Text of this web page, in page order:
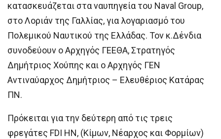
κατασκευάζεται στα ναυπηγεία του Naval Group,
στο Λοριάν της Γαλλίας, για λογαριασμό του
Πολεμικού Ναυτικού της Ελλάδας. Τον κ.Δένδια
συνοδεύουν ο Αρχηγός ΓΕΕΘΑ, Στρατηγός
Δημήτριος Χούπης και ο Αρχηγός ΓΕΝ
Αντιναύαρχος Δημήτριος – Ελευθέριος Κατάρας
ΠΝ.
Πρόκειται για την δεύτερη από τις τρεις
φρεγάτες FDI HN, (Κίμων, Νέαρχος και Φορμίων)